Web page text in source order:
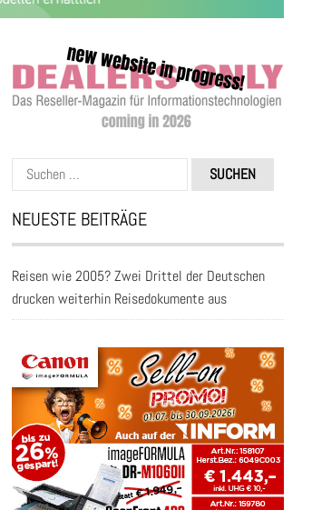
Suchen
nach:
NEUESTE BEITRÄGE
Reisen wie 2005? Zwei Drittel der Deutschen
drucken weiterhin Reisedokumente aus